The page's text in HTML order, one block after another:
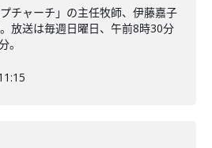
チャーチ」の主任牧師、伊藤嘉子
放送は毎週日曜日、午前8時30分
。